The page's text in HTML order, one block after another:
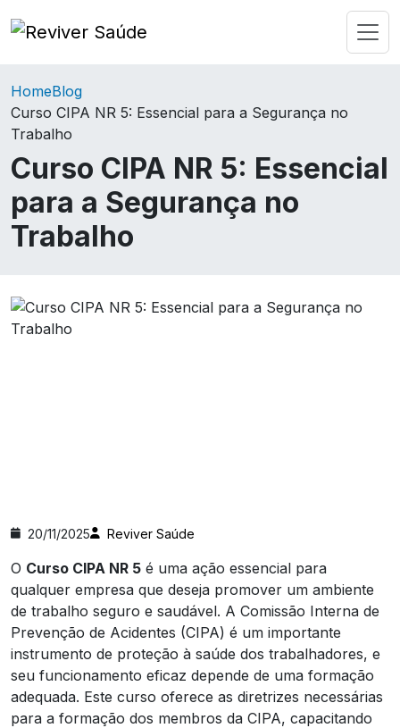
HomeBlog
Curso CIPA NR 5: Essencial para a Segurança no
Trabalho
Curso CIPA NR 5: Essencial
para a Segurança no
Trabalho
20/11/2025 Reviver Saúde
O Curso CIPA NR 5 é uma ação essencial para
qualquer empresa que deseja promover um ambiente
de trabalho seguro e saudável. A Comissão Interna de
Prevenção de Acidentes (CIPA) é um importante
instrumento de proteção à saúde dos trabalhadores, e
seu funcionamento eficaz depende de uma formação
adequada. Este curso oferece as diretrizes necessárias
para a formação dos membros da CIPA, capacitando